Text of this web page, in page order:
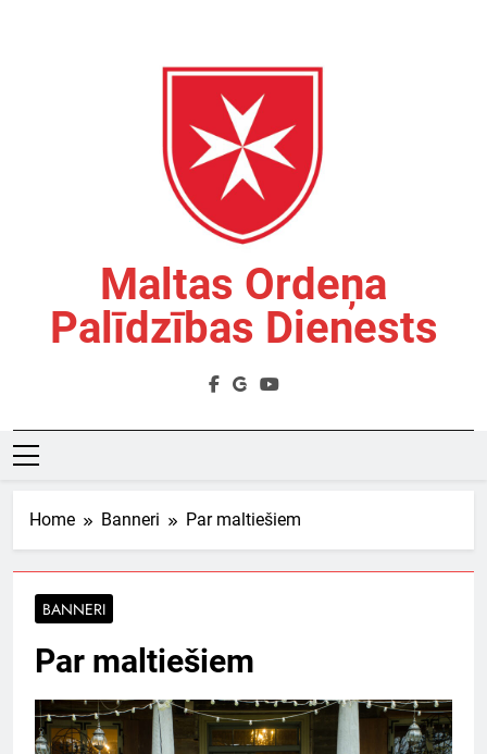
Maltas Ordeņa
Palīdzības Dienests
Home Banneri Par maltiešiem
BANNERI
Par maltiešiem